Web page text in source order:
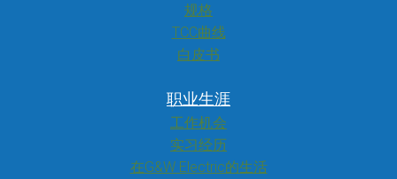
规格
TCC曲线
白皮书
职业生涯
工作机会
实习经历
在G&W Electric的生活